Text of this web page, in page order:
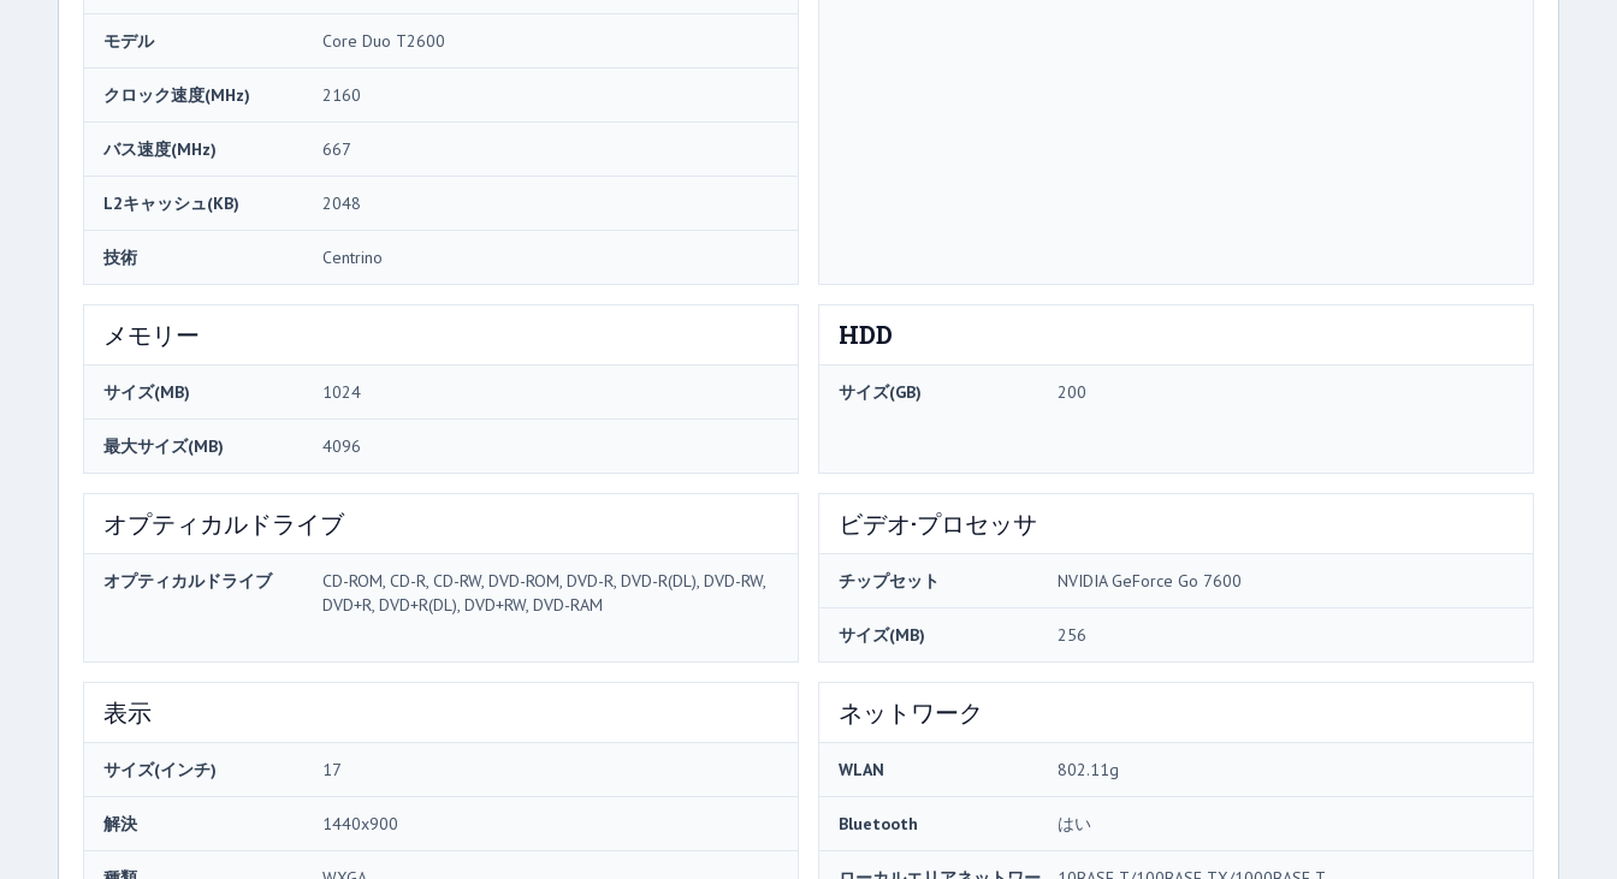
モデル Core Duo T2600
クロック速度(MHz) 2160
バス速度(MHz) 667
L2キャッシュ(KB) 2048
技術 Centrino
メモリー
サイズ(MB) 1024
最大サイズ(MB) 4096
HDD
サイズ(GB) 200
オプティカルドライブ
オプティカルドライブ
CD-ROM, CD-R, CD-RW, DVD-ROM, DVD-R, DVD-R(DL), DVD-RW,
DVD+R, DVD+R(DL), DVD+RW, DVD-RAM
ビデオ·プロセッサ
チップセット NVIDIA GeForce Go 7600
サイズ(MB) 256
表示
サイズ(インチ) 17
解決 1440x900
ネットワーク
WLAN 802.11g
Bluetooth はい